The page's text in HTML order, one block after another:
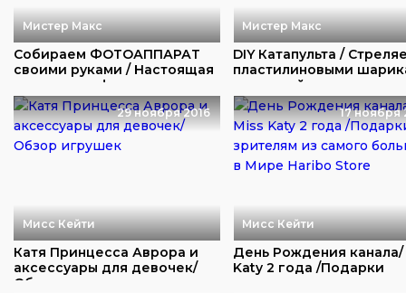
Мистер Макс
Собираем ФОТОАППАРАТ
своими руками / Настоящая
зеркальная фо...
Мистер Макс
DIY Катапульта /
пластилиновыми
в игровой ...
29 ноября 2016
Мисс Кейти
Катя Принцесса Аврора и
аксессуары для девочек/
Обзор игруше...
17 ноября
Мисс Кейти
День Рождения канала/
Katy 2 года /Подарки